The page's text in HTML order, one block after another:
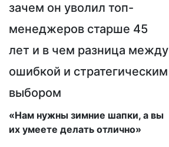
зачем он уволил топ-
менеджеров старше 45
лет и в чем разница между
ошибкой и стратегическим
выбором
​«Нам нужны зимние шапки, а вы
их умеете делать отлично»